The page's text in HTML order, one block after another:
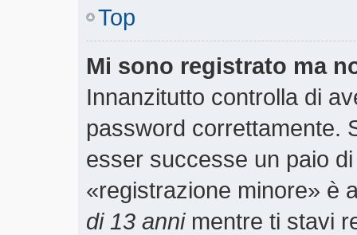
Top
Mi sono registrato ma
Innanzitutto controlla di
password correttamente.
esser successe un paio
«registrazione minore» è
di 13 annimentre ti stavi